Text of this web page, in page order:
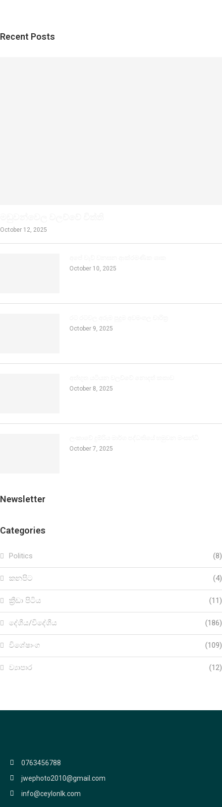
Recent Posts
October 12, 2025
October 10, 2025
October 9, 2025
October 8, 2025
October 7, 2025
Newsletter
Categories
Politics (8)
කනපිට (4)
ක්‍රීඩා පිටිය (11)
දේශීය/විදේශීය (186)
විශේෂාංග (109)
ව්‍යාපාර (12)
0763456788
jwephoto2010@gmail.com
info@ceylonlk.com